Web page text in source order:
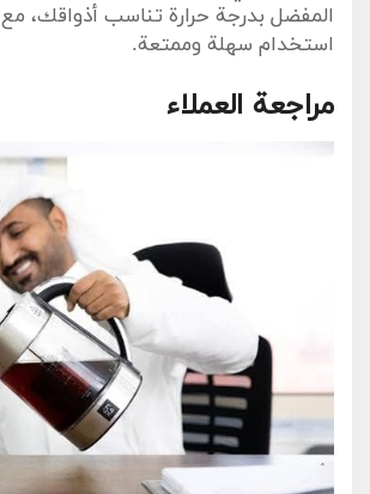
المفضل⁤ بدرجة حرارة تناسب أذواقك،
استخدام سهلة وممتعة.
مراجعة العملاء